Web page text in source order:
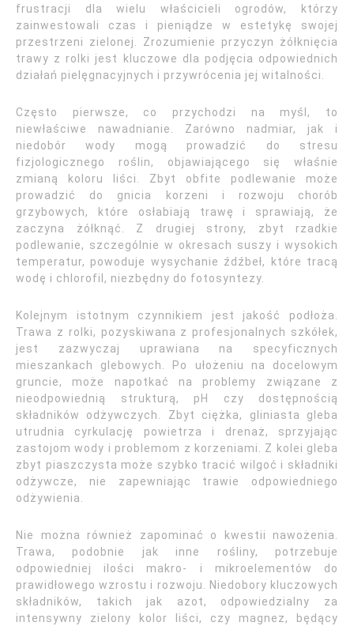
frustracji dla wielu właścicieli ogrodów, którzy
zainwestowali czas i pieniądze w estetykę swojej
przestrzeni zielonej. Zrozumienie przyczyn żółknięcia
trawy z rolki jest kluczowe dla podjęcia odpowiednich
działań pielęgnacyjnych i przywrócenia jej witalności.
Często pierwsze, co przychodzi na myśl, to
niewłaściwe nawadnianie. Zarówno nadmiar, jak i
niedobór wody mogą prowadzić do stresu
fizjologicznego roślin, objawiającego się właśnie
zmianą koloru liści. Zbyt obfite podlewanie może
prowadzić do gnicia korzeni i rozwoju chorób
grzybowych, które osłabiają trawę i sprawiają, że
zaczyna żółknąć. Z drugiej strony, zbyt rzadkie
podlewanie, szczególnie w okresach suszy i wysokich
temperatur, powoduje wysychanie źdźbeł, które tracą
wodę i chlorofil, niezbędny do fotosyntezy.
Kolejnym istotnym czynnikiem jest jakość podłoża.
Trawa z rolki, pozyskiwana z profesjonalnych szkółek,
jest zazwyczaj uprawiana na specyficznych
mieszankach glebowych. Po ułożeniu na docelowym
gruncie, może napotkać na problemy związane z
nieodpowiednią strukturą, pH czy dostępnością
składników odżywczych. Zbyt ciężka, gliniasta gleba
utrudnia cyrkulację powietrza i drenaż, sprzyjając
zastojom wody i problemom z korzeniami. Z kolei gleba
zbyt piaszczysta może szybko tracić wilgoć i składniki
odżywcze, nie zapewniając trawie odpowiedniego
odżywienia.
Nie można również zapominać o kwestii nawożenia.
Trawa, podobnie jak inne rośliny, potrzebuje
odpowiedniej ilości makro- i mikroelementów do
prawidłowego wzrostu i rozwoju. Niedobory kluczowych
składników, takich jak azot, odpowiedzialny za
intensywny zielony kolor liści, czy magnez, będący